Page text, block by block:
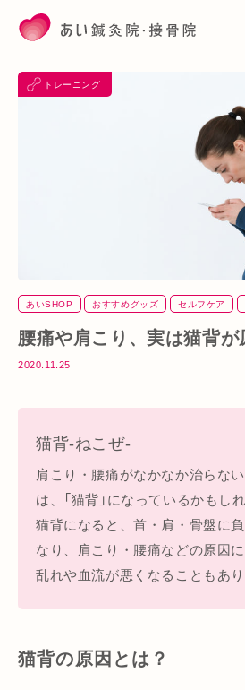
トレーニング
あいSHOP おすすめグッズ セルフケア
猫背
背骨
腰痛や肩こり、実は猫背が
2020.11.25
猫背-ねこぜ-
肩こり・腰痛がなかなか治らな
は、「猫背」になっているかもし
猫背になると、首・肩・骨盤に
なり、肩こり・腰痛などの原因
乱れや血流が悪くなることもあり
猫背の原因とは？